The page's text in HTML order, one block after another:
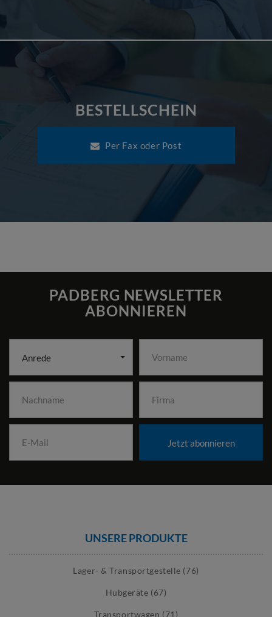
BESTELLSCHEIN
Per Fax oder Post
PADBERG NEWSLETTER
ABONNIEREN
Anrede
Jetzt abonnieren
UNSERE PRODUKTE
Lager- & Transportgestelle (76)
Hubgeräte (67)
Transportwagen (71)